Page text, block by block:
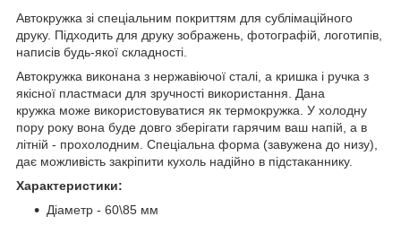
Автокружка зі спеціальним покриттям для сублімаційного
друку. Підходить для друку зображень, фотографій, логотипів,
написів будь-якої складності.
Автокружка виконана з нержавіючої сталі, а кришка і ручка з
якісної пластмаси для зручності використання. Дана
кружка може використовуватися як термокружка. У холодну
пору року вона буде довго зберігати гарячим ваш напій, а в
літній - прохолодним. Спеціальна форма (завужена до низу),
дає можливість закріпити кухоль надійно в підстаканнику.
Характеристики:
Діаметр - 60\85 мм